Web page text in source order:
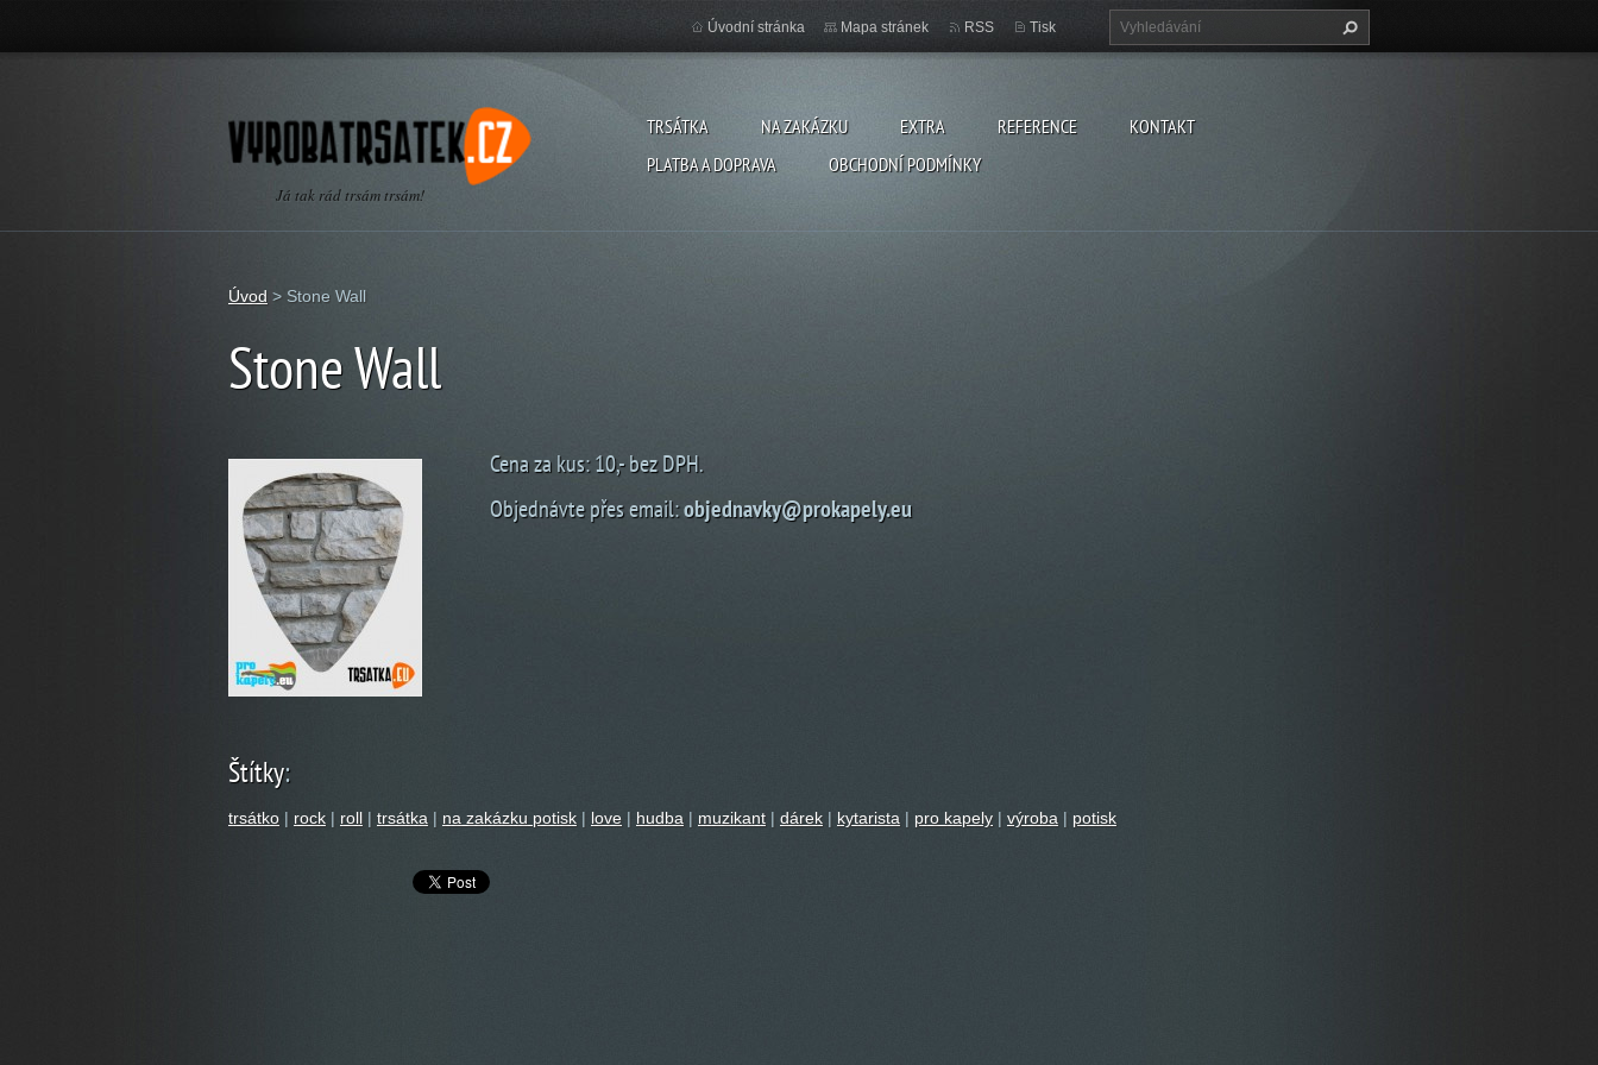
Já tak rád trsám trsám!
TRSÁTKA NA ZAKÁZKU EXTRA REFERENCE
KONTAKT
PLATBA A DOPRAVA
OBCHODNÍ PODMÍNKY
Úvodní stránka Mapa stránek RSS Tisk
Úvod > Stone Wall
Stone Wall
Cena za kus: 10,- bez DPH.
Objednávte přes email:objednavky@prokapely.eu
Štítky:
trsátko | rock | roll | trsátka | na zakázku potisk | love | hudba | muzikant | dárek | kytarista | pro kapely | výroba | potisk